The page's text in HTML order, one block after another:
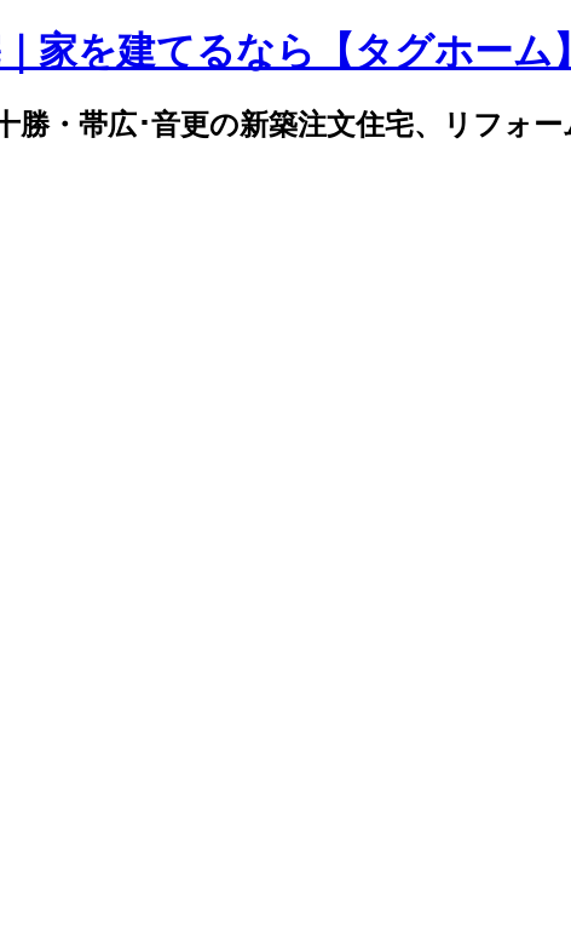
家を建てるなら【タグホーム】
・帯広･音更の新築注文住宅、リフォー